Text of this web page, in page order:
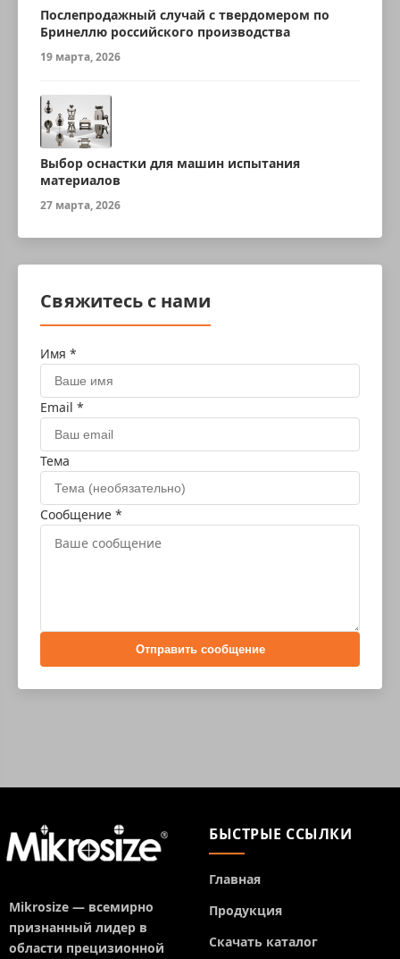
Послепродажный случай с твердомером по
Бринеллю российского производства
19 марта, 2026
Выбор оснастки для машин испытания
материалов
27 марта, 2026
Свяжитесь с нами
Имя *
Email *
Тема
Сообщение *
Отправить сообщение
Mikrosize — всемирно
признанный лидер в
области прецизионной
БЫСТРЫЕ ССЫЛКИ
Главная
Продукция
Скачать каталог